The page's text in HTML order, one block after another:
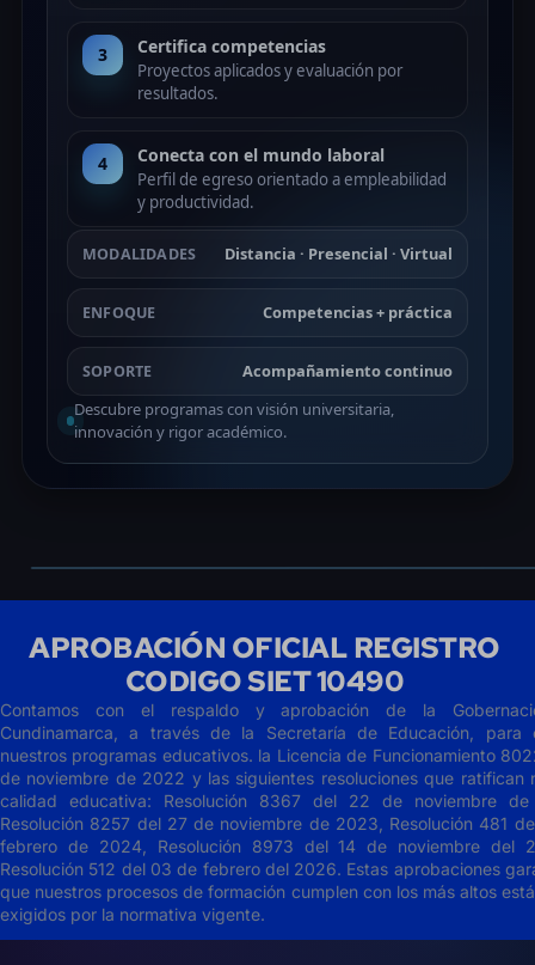
3 Certifica competencias
Proyectos aplicados y evaluación por
resultados.
4 Conecta con el mundo laboral
Perfil de egreso orientado a empleabilidad
y productividad.
MODALIDADES Distancia · Presencial · Virtual
ENFOQUE Competencias + práctica
SOPORTE
Acompañamiento continuo
Descubre programas con visión universitaria,
innovación y rigor académico.
@escuelaECFI
APROBACIÓN OFICIAL REGISTRO
CODIGO SIET 10490
Contamos con el respaldo y aprobación de la
Cundinamarca, a través de la Secretaría de Educación, para
nuestros programas educativos. la Licencia de Funcionamiento
de noviembre de 2022 y las siguientes resoluciones que ratifican
calidad educativa: Resolución 8367 del 22 de noviembre
Resolución 8257 del 27 de noviembre de 2023, Resolución 481
febrero de 2024, Resolución 8973 del 14 de noviembre del
Resolución 512 del 03 de febrero del 2026. Estas aprobaciones
que nuestros procesos de formación cumplen con los más altos
exigidos por la normativa vigente.